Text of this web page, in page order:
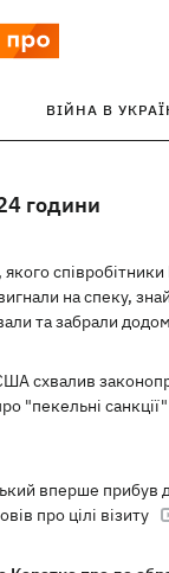
ВІЙНА В
години
співробітники
на спеку,
та забрали
схвалив
"пекельні
вперше прибув
про цілі візиту